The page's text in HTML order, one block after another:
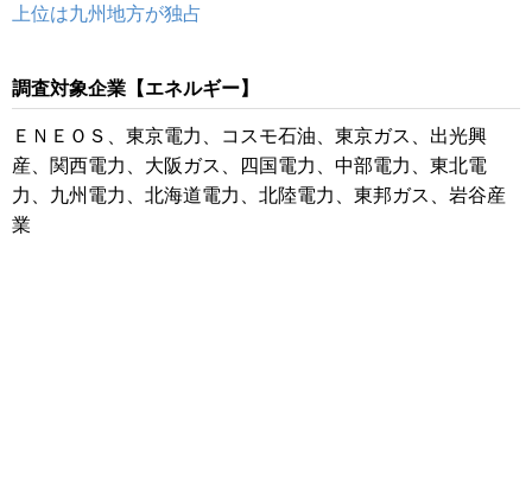
上位は九州地方が独占
調査対象企業【エネルギー】
ＥＮＥＯＳ、東京電力、コスモ石油、東京ガス、出光興
産、関西電力、大阪ガス、四国電力、中部電力、東北電
力、九州電力、北海道電力、北陸電力、東邦ガス、岩谷産
業